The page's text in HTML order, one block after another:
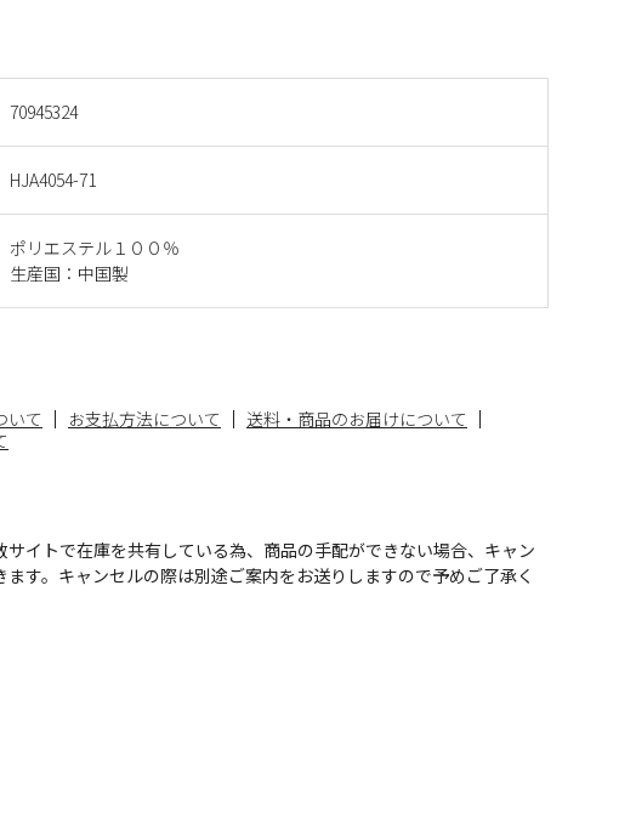
70945324
HJA4054-71
ポリエステル１００％
生産国：中国製
いて お支払方法について
送料・商品のお届けについて
イトで在庫を共有している為、商品の手配ができない場合、キャン
す。キャンセルの際は別途ご案内をお送りしますので予めご了承く